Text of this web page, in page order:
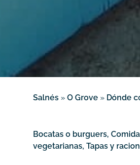
Salnés »O Grove » Dónde
Bocatas o burguers,
vegetarianas, Tapas y